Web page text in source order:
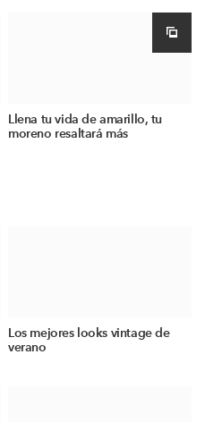
Llena tu vida de amarillo, tu
moreno resaltará más
Los mejores looks vintage de
verano